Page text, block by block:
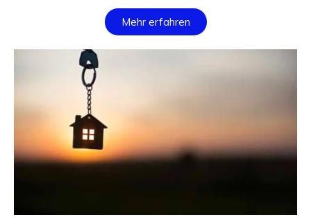
Mehr erfahren